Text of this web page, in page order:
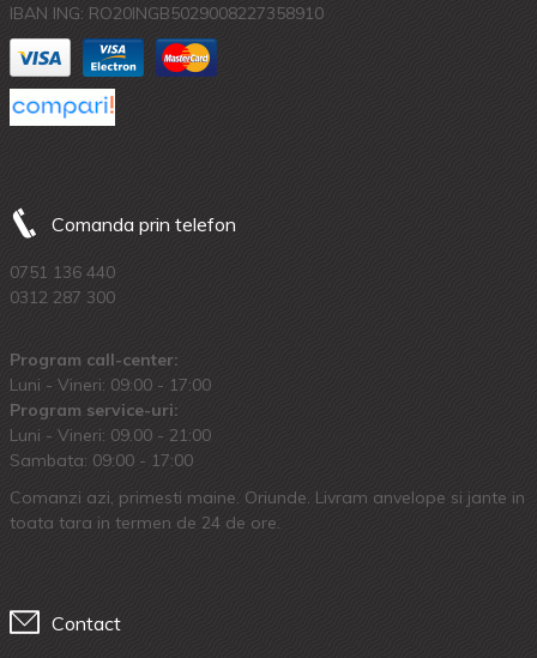
IBAN ING: RO20INGB5029008227358910
Comanda prin telefon
0751 136 440
0312 287 300
Program call-center:
Luni - Vineri: 09:00 - 17:00
Program service-uri:
Luni - Vineri: 09.00 - 21:00
Sambata: 09:00 - 17:00
Comanzi azi, primesti maine. Oriunde. Livram anvelope si jante in
toata tara in termen de 24 de ore.
Contact